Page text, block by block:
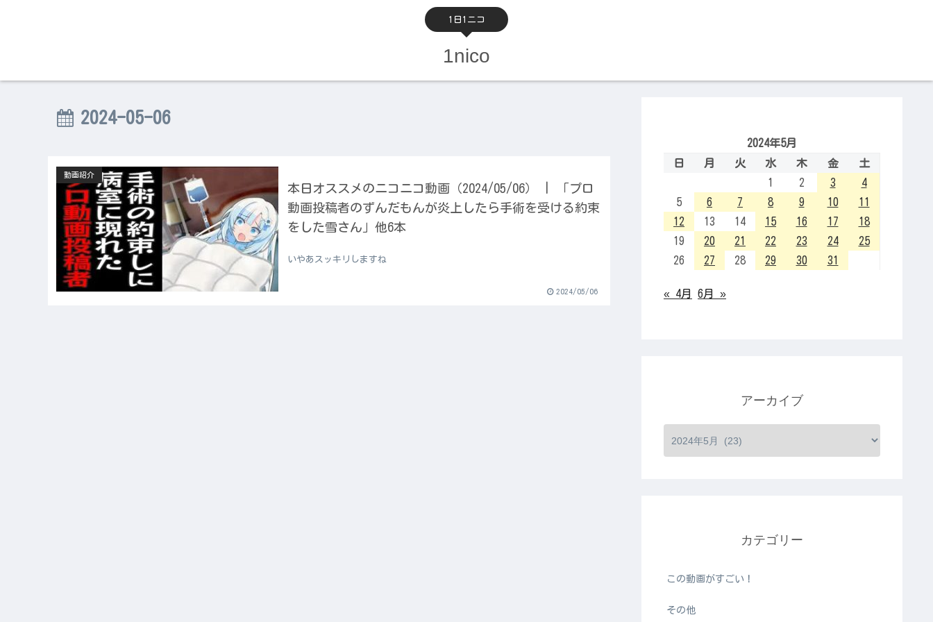
1日1ニコ
1nico
2024-05-06
動画紹介
本日オススメのニコニコ動画（2024/05/06） | 「プロ
動画投稿者のずんだもんが炎上したら手術を受ける約束
をした雪さん」他6本
いやあスッキリしますね
2024/05/06
2024年5月
日
月 火 水 木 金
土
1
2 3
4
5
6 7 8 9 10
11
12
13 14 15 16 17
18
19
20 21 22 23 24
25
26
27 28 29 30 31
« 4月 6月 »
アーカイブ
カテゴリー
この動画がすごい！
その他